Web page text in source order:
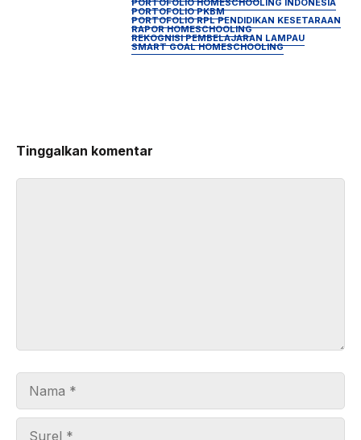
PORTOFOLIO HOMESCHOOLING INDONESIA
PORTOFOLIO PKBM
PORTOFOLIO RPL PENDIDIKAN KESETARAAN
RAPOR HOMESCHOOLING
REKOGNISI PEMBELAJARAN LAMPAU
SMART GOAL HOMESCHOOLING
Tinggalkan komentar